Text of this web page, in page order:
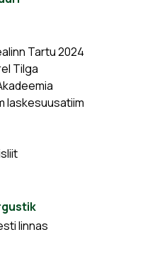
Tartu 2024
Tilga
laskesuusatiim
linnas